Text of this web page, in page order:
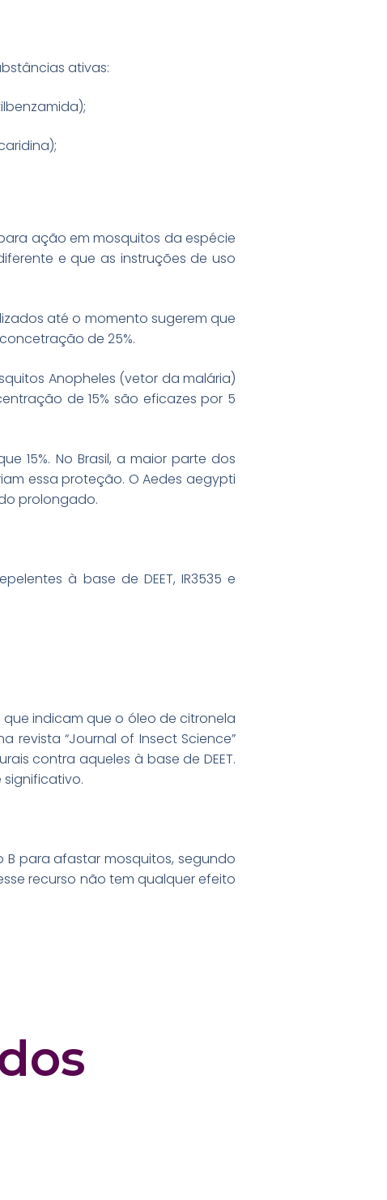
ativas:
ação em mosquitos da espécie
e que as instruções de uso
até o momento sugerem que
de 25%.
Anopheles (vetor da malária)
de 15% são eficazes por 5
15%. No Brasil, a maior parte dos
essa proteção. O Aedes aegypti
prolongado.
à base de DEET, IR3535 e
indicam que o óleo de citronela
revista “Journal of Insect Science”
contra aqueles à base de DEET.
para afastar mosquitos, segundo
recurso não tem qualquer efeito